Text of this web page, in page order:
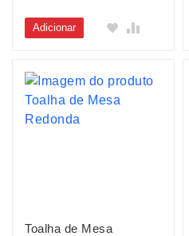
Adicionar
Toalha de Mesa